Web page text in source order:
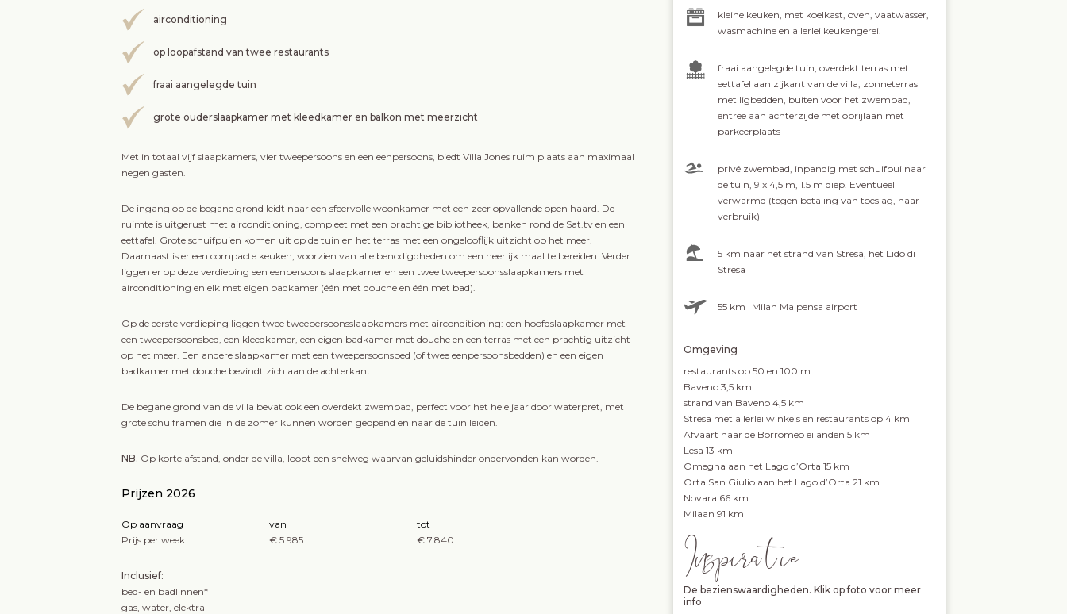
airconditioning
op loopafstand van twee restaurants
fraai aangelegde tuin
grote ouderslaapkamer met kleedkamer en balkon met meerzicht
Met in totaal vijf slaapkamers, vier tweepersoons en een eenpersoons, biedt Villa Jones ruim plaats aan maximaal
negen gasten.
De ingang op de begane grond leidt naar een sfeervolle woonkamer met een zeer opvallende open haard. De
ruimte is uitgerust met airconditioning, compleet met een prachtige bibliotheek, banken rond de Sat.tv en een
eettafel. Grote schuifpuien komen uit op de tuin en het terras met een ongelooflijk uitzicht op het meer.
Daarnaast is er een compacte keuken, voorzien van alle benodigdheden om een heerlijk maal te bereiden. Verder
liggen er op deze verdieping een eenpersoons slaapkamer en een twee tweepersoonsslaapkamers met
airconditioning en elk met eigen badkamer (één met douche en één met bad).
Op de eerste verdieping liggen twee tweepersoonsslaapkamers met airconditioning: een hoofdslaapkamer met
een tweepersoonsbed, een kleedkamer, een eigen badkamer met douche en een terras met een prachtig uitzicht
op het meer. Een andere slaapkamer met een tweepersoonsbed (of twee eenpersoonsbedden) en een eigen
badkamer met douche bevindt zich aan de achterkant.
De begane grond van de villa bevat ook een overdekt zwembad, perfect voor het hele jaar door waterpret, met
grote schuiframen die in de zomer kunnen worden geopend en naar de tuin leiden.
NB. Op korte afstand, onder de villa, loopt een snelweg waarvan geluidshinder ondervonden kan worden.
Prijzen 2026
Op aanvraag van
tot
Prijs per week
€ 5.985 € 7.840
Inclusief:
bed- en badlinnen*
gas, water, elektra
kleine keuken, met koelkast, oven, vaatwasser,
wasmachine en allerlei keukengerei.
fraai aangelegde tuin, overdekt terras met
eettafel aan zijkant van de villa, zonneterras
met ligbedden, buiten voor het zwembad,
entree aan achterzijde met oprijlaan met
parkeerplaats
privé zwembad, inpandig met schuifpui naar
de tuin, 9 x 4,5 m, 1.5 m diep. Eventueel
verwarmd (tegen betaling van toeslag, naar
verbruik)
5 km naar het strand van Stresa, het Lido di
Stresa
55 km Milan Malpensa airport
Omgeving
restaurants op 50 en 100 m
Baveno 3,5 km
strand van Baveno 4,5 km
Stresa met allerlei winkels en restaurants op 4 km
Afvaart naar de Borromeo eilanden 5 km
Lesa 13 km
Omegna aan het Lago d’Orta 15 km
Orta San Giulio aan het Lago d’Orta 21 km
Novara 66 km
Milaan 91 km
Inspira tie
De bezienswaardigheden. Klik op foto voor meer
info